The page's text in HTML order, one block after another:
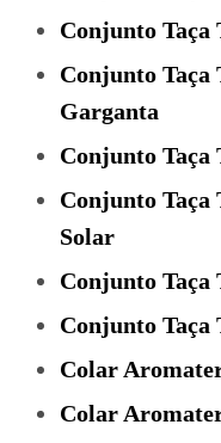
Conjunto Taça
Conjunto Taça
Garganta
Conjunto Taça
Conjunto
Solar
Conjunto Taça
Conjunto Taça
Colar
Colar